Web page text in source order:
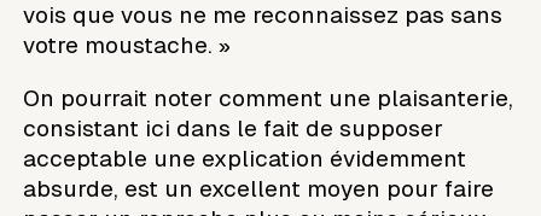
vois que vous ne me reconnaissez pas sans
votre moustache. »
On pourrait noter comment une plaisanterie,
consistant ici dans le fait de supposer
acceptable une explication évidemment
absurde, est un excellent moyen pour faire